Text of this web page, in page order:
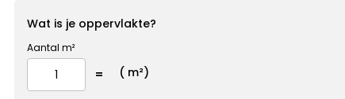
Wat is je oppervlakte?
Aantal m²
( m²)